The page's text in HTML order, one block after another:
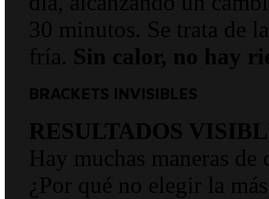
30 minutos. Se trata de
fría. Sin calor, no hay
BRACKETS INVISIBLES
RESULTADOS
Hay muchas maneras
¿Por qué no elegir la